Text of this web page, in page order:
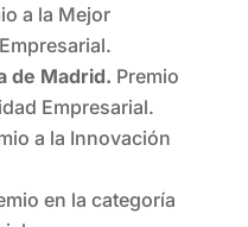
a la Mejor
de Madrid. Premio
Empresarial.
a la Innovación
en la categoría